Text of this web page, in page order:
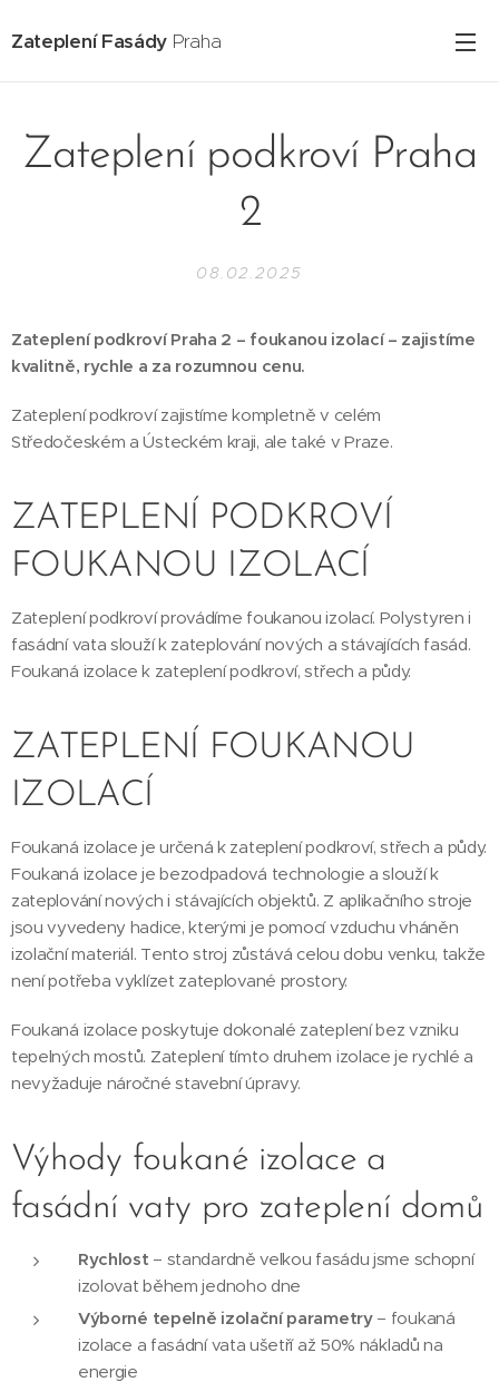
Zateplení Fasády Praha
Zateplení podkroví Praha
2
08.02.2025
Zateplení podkroví Praha 2 – foukanou izolací – zajistíme
kvalitně, rychle a za rozumnou cenu.
Zateplení podkroví zajistíme kompletně v celém
Středočeském a Ústeckém kraji, ale také v Praze.
ZATEPLENÍ PODKROVÍ
FOUKANOU IZOLACÍ
Zateplení podkroví provádíme foukanou izolací. Polystyren i
fasádní vata slouží k zateplování nových a stávajících fasád.
Foukaná izolace k zateplení podkroví, střech a půdy.
ZATEPLENÍ FOUKANOU
IZOLACÍ
Foukaná izolace je určená k zateplení podkroví, střech a půdy.
Foukaná izolace je bezodpadová technologie a slouží k
zateplování nových i stávajících objektů. Z aplikačního stroje
jsou vyvedeny hadice, kterými je pomocí vzduchu vháněn
izolační materiál. Tento stroj zůstává celou dobu venku, takže
není potřeba vyklízet zateplované prostory.
Foukaná izolace poskytuje dokonalé zateplení bez vzniku
tepelných mostů. Zateplení tímto druhem izolace je rychlé a
nevyžaduje náročné stavební úpravy.
Výhody foukané izolace a
fasádní vaty pro zateplení domů
Rychlost – standardně velkou fasádu jsme schopní
izolovat během jednoho dne
Výborné tepelně izolační parametry– foukaná
izolace a fasádní vata ušetří až 50% nákladů na
energie